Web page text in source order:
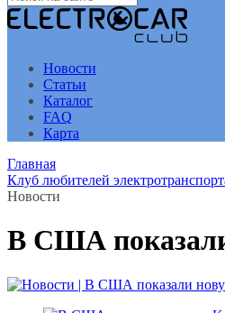
Новости
Статьи
Каталог
FAQ
Карта
Главная
Клуб любителей
Новости
В США